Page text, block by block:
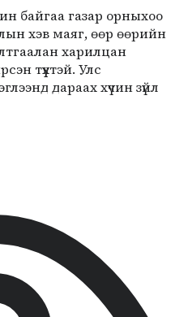
байгаа газар орныхоо
хэв маяг, өөр өөрийн
харилцан
түүхтэй. Улс
дараах хүчин зүйл